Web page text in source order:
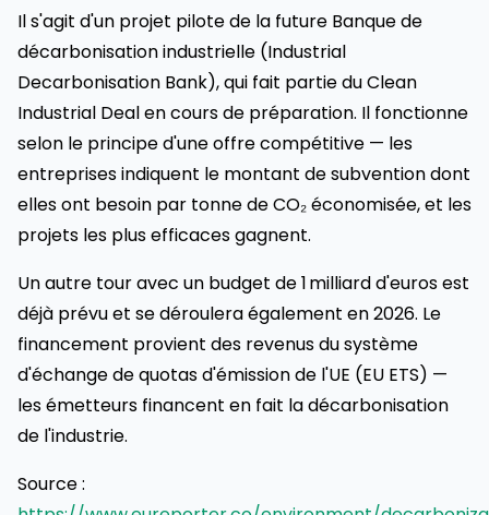
Il s'agit d'un projet pilote de la future Banque de
décarbonisation industrielle (Industrial
Decarbonisation Bank), qui fait partie du Clean
Industrial Deal en cours de préparation. Il fonctionne
selon le principe d'une offre compétitive — les
entreprises indiquent le montant de subvention dont
elles ont besoin par tonne de CO₂ économisée, et les
projets les plus efficaces gagnent.
Un autre tour avec un budget de 1 milliard d'euros est
déjà prévu et se déroulera également en 2026. Le
financement provient des revenus du système
d'échange de quotas d'émission de l'UE (EU ETS) —
les émetteurs financent en fait la décarbonisation
de l'industrie.
Source :